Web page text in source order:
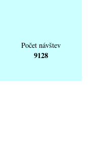
Počet návštev
9128